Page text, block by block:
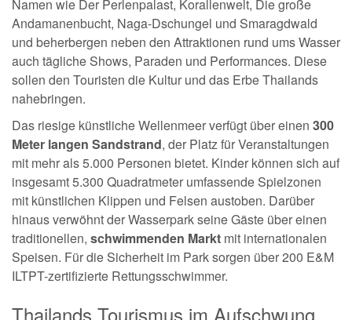
Namen wie Der Perlenpalast, Korallenwelt, Die große
Andamanenbucht, Naga-Dschungel und Smaragdwald
und beherbergen neben den Attraktionen rund ums Wasser
auch tägliche Shows, Paraden und Performances. Diese
sollen den Touristen die Kultur und das Erbe Thailands
nahebringen.
Das riesige künstliche Wellenmeer verfügt über einen 300
Meter langen Sandstrand, der Platz für Veranstaltungen
mit mehr als 5.000 Personen bietet. Kinder können sich auf
insgesamt 5.300 Quadratmeter umfassende Spielzonen
mit künstlichen Klippen und Felsen austoben. Darüber
hinaus verwöhnt der Wasserpark seine Gäste über einen
traditionellen, schwimmenden Markt mit internationalen
Speisen. Für die Sicherheit im Park sorgen über 200 E&M
ILTPT-zertifizierte Rettungsschwimmer.
Thailands Tourismus im Aufschwung